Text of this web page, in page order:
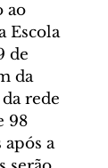
ao
Escola
de
da
rede
98
após a